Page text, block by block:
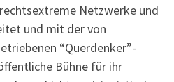
Netzwerke und
und mit der von
“Querdenker”-
Bühne für ihr